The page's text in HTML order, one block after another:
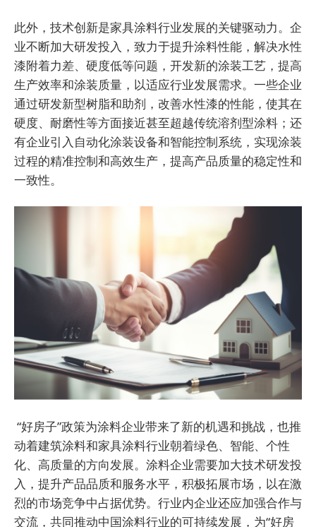
此外，技术创新是家具涂料行业发展的关键驱动力。企
业不断加大研发投入，致力于提升涂料性能，解决水性
漆附着力差、硬度低等问题，开发新的涂装工艺，提高
生产效率和涂装质量，以适应行业发展需求。一些企业
通过研发新型树脂和助剂，改善水性漆的性能，使其在
硬度、耐磨性等方面接近甚至超越传统溶剂型涂料；还
有企业引入自动化涂装设备和智能控制系统，实现涂装
过程的精准控制和高效生产，提高产品质量的稳定性和
一致性。
“好房子”政策为涂料企业带来了新的机遇和挑战，也推
动着建筑涂料和家具涂料行业朝着绿色、智能、个性
化、高质量的方向发展。涂料企业需要加大技术研发投
入，提升产品品质和服务水平，积极拓展市场，以在激
烈的市场竞争中占据优势。行业内企业还应加强合作与
交流，共同推动中国涂料行业的可持续发展，为“好房